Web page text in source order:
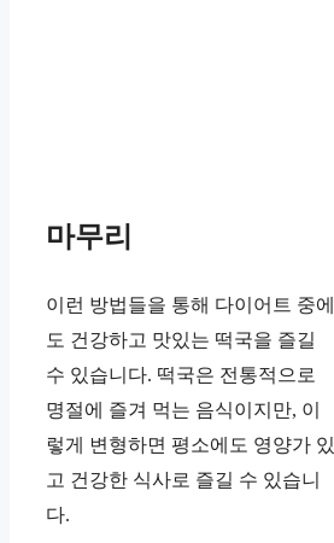
마무리
이런 방법들을 통해 다이어트 중에
도 건강하고 맛있는 떡국을 즐길
수 있습니다. 떡국은 전통적으로
명절에 즐겨 먹는 음식이지만, 이
렇게 변형하면 평소에도 영양가 있
고 건강한 식사로 즐길 수 있습니
다.